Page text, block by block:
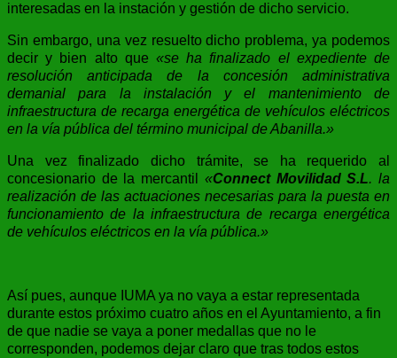
interesadas en la instación y gestión de dicho servicio.
Sin embargo, una vez resuelto dicho problema, ya podemos
decir y bien alto que «se ha finalizado el expediente de
resolución anticipada de la concesión administrativa
demanial para la instalación y el mantenimiento de
infraestructura de recarga energética de vehículos eléctricos
en la vía pública del término municipal de Abanilla.»
Una vez finalizado dicho trámite, se ha requerido al
concesionario de la mercantil «Connect Movilidad S.L. la
realización de las actuaciones necesarias para la puesta en
funcionamiento de la infraestructura de recarga energética
de vehículos eléctricos en la vía pública.»
Así pues, aunque IUMA ya no vaya a estar representada
durante estos próximo cuatro años en el Ayuntamiento, a fin
de que nadie se vaya a poner medallas que no le
corresponden, podemos dejar claro que tras todos estos